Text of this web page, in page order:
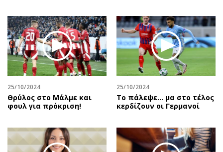
Προεδρικές 2023
Δημοσκοπήσεις
Διπλωματία
Αθλητισμός
Κύπρος
Ελλάδα
Διεθνή
Οικονομική
Οικονομία
Πωλούνται
Ζητούν εργασία
Θέσεις εργασίας
Geek
Νέα
Κινητά-tablets
Social
Αφιερώματα
Πολιτική
25/10/2024
Θρύλος στο Μάλμε και
φουλ για πρόκριση!
25/10/2024
Το πάλεψε... μα στο τέλος
κερδίζουν οι Γερμανοί